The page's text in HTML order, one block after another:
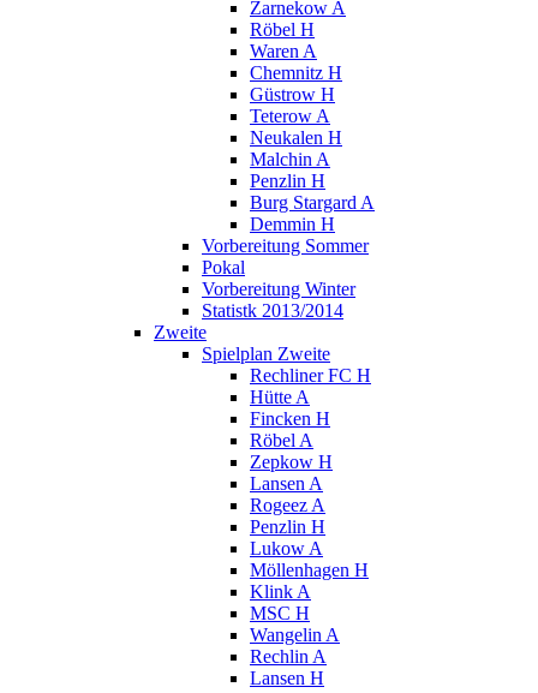
Zarnekow A
Röbel H
Waren A
Chemnitz H
Güstrow H
Teterow A
Neukalen H
Malchin A
Penzlin H
Burg Stargard A
Demmin H
Vorbereitung Sommer
Pokal
Vorbereitung Winter
Statistk 2013/2014
Zweite
Spielplan Zweite
Rechliner FC H
Hütte A
Fincken H
Röbel A
Zepkow H
Lansen A
Rogeez A
Penzlin H
Lukow A
Möllenhagen H
Klink A
MSC H
Wangelin A
Rechlin A
Lansen H